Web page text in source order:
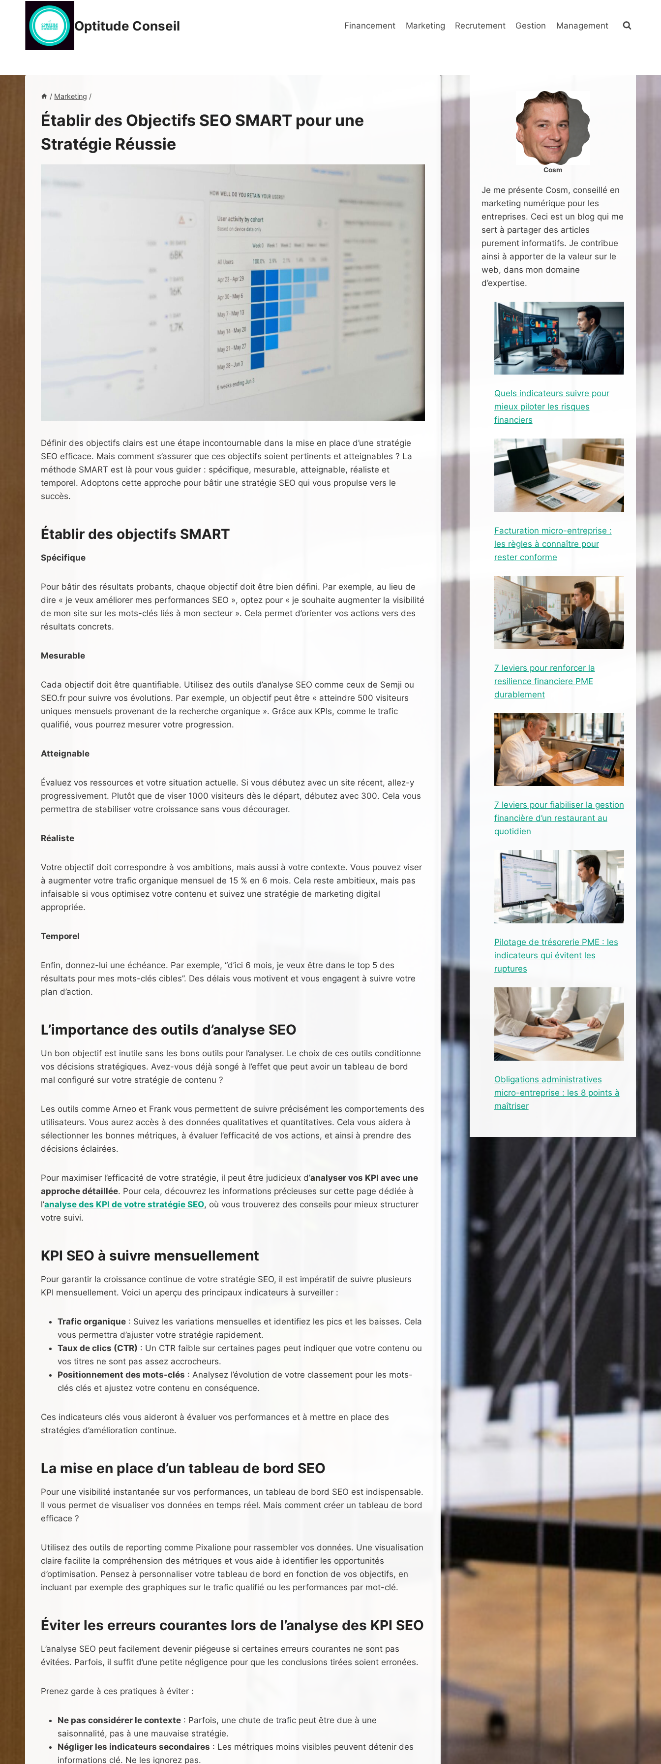
contenu
Optitude Conseil Financement Marketing Recrutement Gestion Management
/ Marketing /
Établir des Objectifs SEO SMART pour une
Stratégie Réussie
Définir des objectifs clairs est une étape incontournable dans la mise en place d’une stratégie
SEO efficace. Mais comment s’assurer que ces objectifs soient pertinents et atteignables ? La
méthode SMART est là pour vous guider : spécifique, mesurable, atteignable, réaliste et
temporel. Adoptons cette approche pour bâtir une stratégie SEO qui vous propulse vers le
succès.
Établir des objectifs SMART
Spécifique
Pour bâtir des résultats probants, chaque objectif doit être bien défini. Par exemple, au lieu de
dire « je veux améliorer mes performances SEO », optez pour « je souhaite augmenter la visibilité
de mon site sur les mots-clés liés à mon secteur ». Cela permet d’orienter vos actions vers des
résultats concrets.
Mesurable
Cada objectif doit être quantifiable. Utilisez des outils d’analyse SEO comme ceux de Semji ou
SEO.fr pour suivre vos évolutions. Par exemple, un objectif peut être « atteindre 500 visiteurs
uniques mensuels provenant de la recherche organique ». Grâce aux KPIs, comme le trafic
qualifié, vous pourrez mesurer votre progression.
Atteignable
Évaluez vos ressources et votre situation actuelle. Si vous débutez avec un site récent, allez-y
progressivement. Plutôt que de viser 1000 visiteurs dès le départ, débutez avec 300. Cela vous
permettra de stabiliser votre croissance sans vous décourager.
Réaliste
Votre objectif doit correspondre à vos ambitions, mais aussi à votre contexte. Vous pouvez viser
à augmenter votre trafic organique mensuel de 15 % en 6 mois. Cela reste ambitieux, mais pas
infaisable si vous optimisez votre contenu et suivez une stratégie de marketing digital
appropriée.
Temporel
Enfin, donnez-lui une échéance. Par exemple, “d’ici 6 mois, je veux être dans le top 5 des
résultats pour mes mots-clés cibles”. Des délais vous motivent et vous engagent à suivre votre
plan d’action.
L’importance des outils d’analyse SEO
Un bon objectif est inutile sans les bons outils pour l’analyser. Le choix de ces outils conditionne
vos décisions stratégiques. Avez-vous déjà songé à l’effet que peut avoir un tableau de bord
mal configuré sur votre stratégie de contenu ?
Les outils comme Arneo et Frank vous permettent de suivre précisément les comportements des
utilisateurs. Vous aurez accès à des données qualitatives et quantitatives. Cela vous aidera à
sélectionner les bonnes métriques, à évaluer l’efficacité de vos actions, et ainsi à prendre des
décisions éclairées.
Pour maximiser l’efficacité de votre stratégie, il peut être judicieux d’analyser vos KPI avec une
approche détaillée. Pour cela, découvrez les informations précieuses sur cette page dédiée à
l’analyse des KPI de votre stratégie SEO, où vous trouverez des conseils pour mieux structurer
votre suivi.
KPI SEO à suivre mensuellement
Pour garantir la croissance continue de votre stratégie SEO, il est impératif de suivre plusieurs
KPI mensuellement. Voici un aperçu des principaux indicateurs à surveiller :
Trafic organique : Suivez les variations mensuelles et identifiez les pics et les baisses. Cela
vous permettra d’ajuster votre stratégie rapidement.
Taux de clics (CTR) : Un CTR faible sur certaines pages peut indiquer que votre contenu ou
vos titres ne sont pas assez accrocheurs.
Positionnement des mots-clés : Analysez l’évolution de votre classement pour les mots-
clés clés et ajustez votre contenu en conséquence.
Ces indicateurs clés vous aideront à évaluer vos performances et à mettre en place des
stratégies d’amélioration continue.
La mise en place d’un tableau de bord SEO
Pour une visibilité instantanée sur vos performances, un tableau de bord SEO est indispensable.
Il vous permet de visualiser vos données en temps réel. Mais comment créer un tableau de bord
efficace ?
Utilisez des outils de reporting comme Pixalione pour rassembler vos données. Une visualisation
claire facilite la compréhension des métriques et vous aide à identifier les opportunités
d’optimisation. Pensez à personnaliser votre tableau de bord en fonction de vos objectifs, en
incluant par exemple des graphiques sur le trafic qualifié ou les performances par mot-clé.
Éviter les erreurs courantes lors de l’analyse des KPI SEO
L’analyse SEO peut facilement devenir piégeuse si certaines erreurs courantes ne sont pas
évitées. Parfois, il suffit d’une petite négligence pour que les conclusions tirées soient erronées.
Prenez garde à ces pratiques à éviter :
Ne pas considérer le contexte : Parfois, une chute de trafic peut être due à une
saisonnalité, pas à une mauvaise stratégie.
Négliger les indicateurs secondaires : Les métriques moins visibles peuvent détenir des
informations clé. Ne les ignorez pas.
Cosm
Je me présente Cosm, conseillé en
marketing numérique pour les
entreprises. Ceci est un blog qui me
sert à partager des articles
purement informatifs. Je contribue
ainsi à apporter de la valeur sur le
web, dans mon domaine
d’expertise.
Quels indicateurs suivre pour
mieux piloter les risques
financiers
Facturation micro-entreprise :
les règles à connaître pour
rester conforme
7 leviers pour renforcer la
resilience financiere PME
durablement
7 leviers pour fiabiliser la gestion
financière d’un restaurant au
quotidien
Pilotage de trésorerie PME : les
indicateurs qui évitent les
ruptures
Obligations administratives
micro-entreprise : les 8 points à
maîtriser